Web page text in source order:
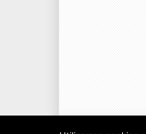
© Radiocable